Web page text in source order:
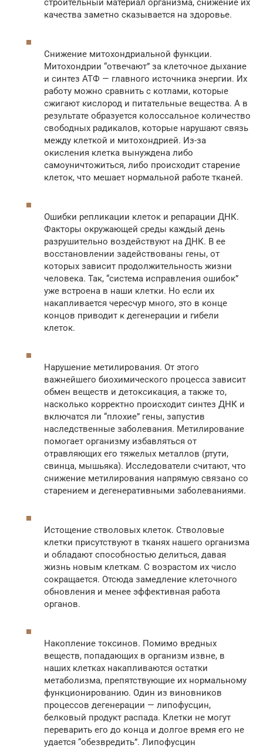
качества заметно сказывается на здоровье.
Снижение митохондриальной функции.
Митохондрии “отвечают” за клеточное дыхание
и синтез АТФ — главного источника энергии. Их
работу можно сравнить с котлами, которые
сжигают кислород и питательные вещества. А в
результате образуется колоссальное количество
свободных радикалов, которые нарушают связь
между клеткой и митохондрией. Из-за
окисления клетка вынуждена либо
самоуничтожиться, либо происходит старение
клеток, что мешает нормальной работе тканей.
Ошибки репликации клеток и репарации ДНК.
Факторы окружающей среды каждый день
разрушительно воздействуют на ДНК. В ее
восстановлении задействованы гены, от
которых зависит продолжительность жизни
человека. Так, “система исправления ошибок”
уже встроена в наши клетки. Но если их
накапливается чересчур много, это в конце
концов приводит к дегенерации и гибели
клеток.
Нарушение метилирования. От этого
важнейшего биохимического процесса зависит
обмен веществ и детоксикация, а также то,
насколько корректно происходит синтез ДНК и
включатся ли “плохие” гены, запустив
наследственные заболевания. Метилирование
помогает организму избавляться от
отравляющих его тяжелых металлов (ртути,
свинца, мышьяка). Исследователи считают, что
снижение метилирования напрямую связано со
старением и дегенеративными заболеваниями.
Истощение стволовых клеток. Стволовые
клетки присутствуют в тканях нашего организма
и обладают способностью делиться, давая
жизнь новым клеткам. С возрастом их число
сокращается. Отсюда замедление клеточного
обновления и менее эффективная работа
органов.
Накопление токсинов. Помимо вредных
веществ, попадающих в организм извне, в
наших клетках накапливаются остатки
метаболизма, препятствующие их нормальному
функционированию. Один из виновников
процессов дегенерации — липофусцин,
белковый продукт распада. Клетки не могут
переварить его до конца и долгое время его не
удается “обезвредить”. Липофусцин